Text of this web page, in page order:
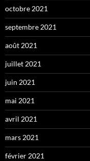
octobre 2021
septembre 2021
août 2021
juillet 2021
juin 2021
mai 2021
avril 2021
mars 2021
février 2021